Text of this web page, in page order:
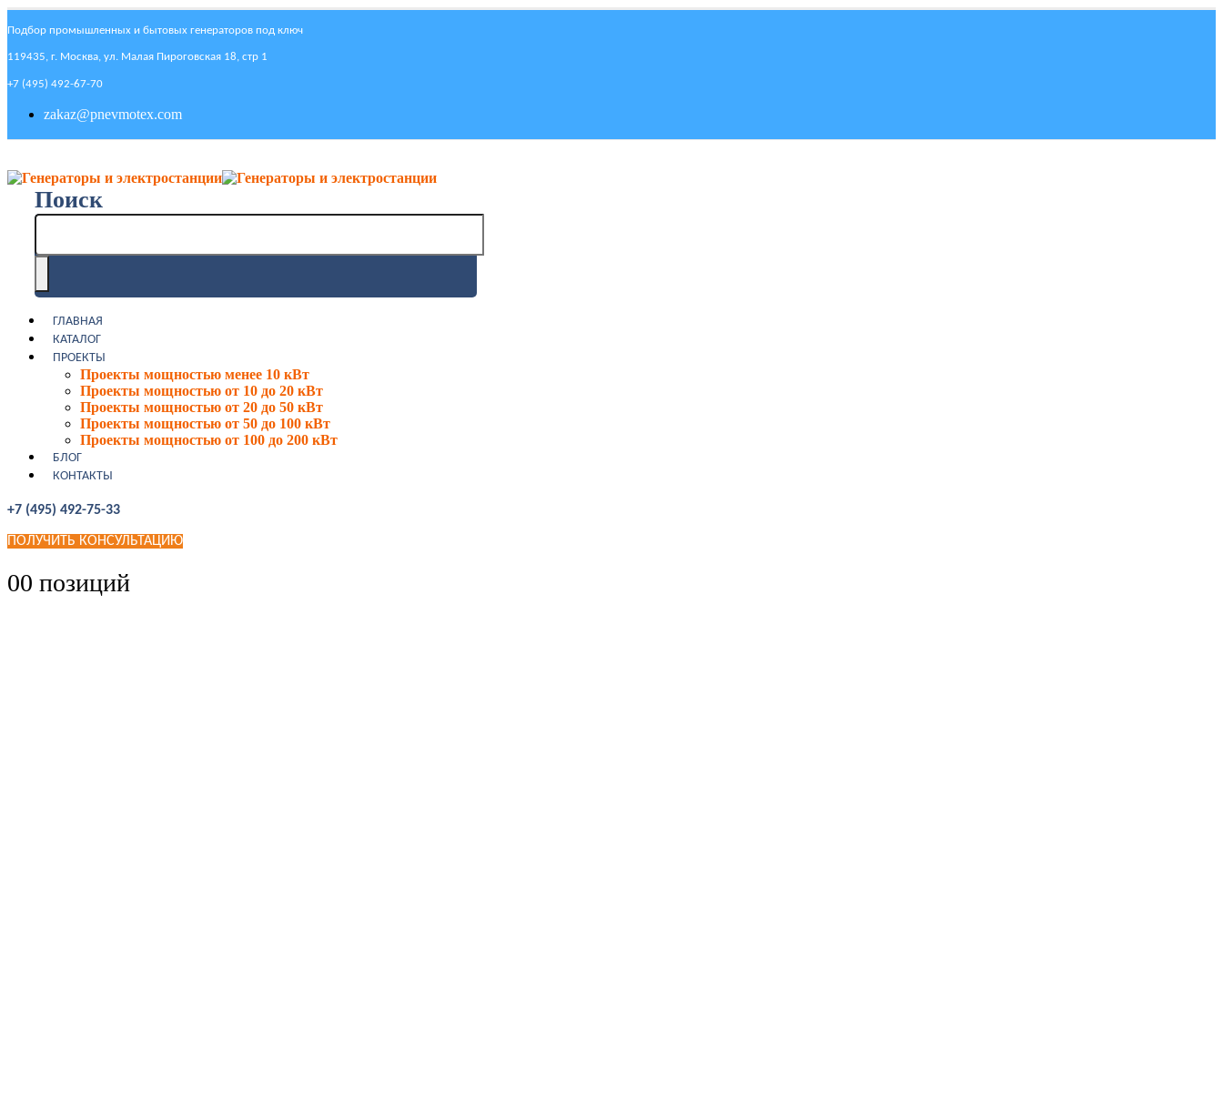
Подбор промышленных и бытовых генераторов под ключ
119435, г. Москва, ул. Малая Пироговская 18, стр 1
+7 (495) 492-67-70
zakaz@pnevmotex.com
Поиск
ГЛАВНАЯ
КАТАЛОГ
ПРОЕКТЫ
Проекты мощностью менее 10 кВт
Проекты мощностью от 10 до 20 кВт
Проекты мощностью от 20 до 50 кВт
Проекты мощностью от 50 до 100 кВт
Проекты мощностью от 100 до 200 кВт
БЛОГ
КОНТАКТЫ
+7 (495) 492-75-33
ПОЛУЧИТЬ КОНСУЛЬТАЦИЮ
00 позиций